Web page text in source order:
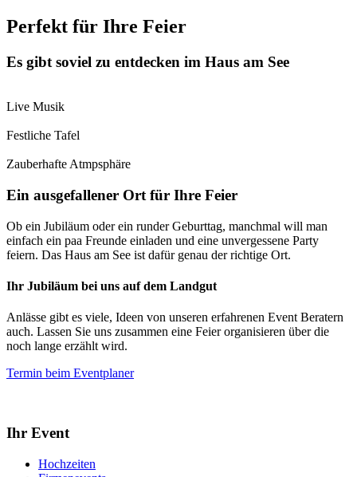
Perfekt für Ihre Feier
Es gibt soviel zu entdecken im Haus am See
Live Musik
Festliche Tafel
Zauberhafte Atmpsphäre
Ein ausgefallener Ort für Ihre Feier
Ob ein Jubiläum oder ein runder Geburttag, manchmal will man
einfach ein paa Freunde einladen und eine unvergessene Party
feiern. Das Haus am See ist dafür genau der richtige Ort.
Ihr Jubiläum bei uns auf dem Landgut
Anlässe gibt es viele, Ideen von unseren erfahrenen Event Beratern
auch. Lassen Sie uns zusammen eine Feier organisieren über die
noch lange erzählt wird.
Termin beim Eventplaner
Ihr Event
Hochzeiten